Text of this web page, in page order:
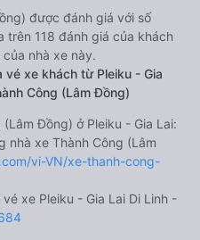
được đánh giá với số
118 đánh giá của khách
nhà xe này.
vé xe khách từ Pleiku - Gia
Công (Lâm Đồng)
Đồng) ở Pleiku - Gia Lai:
nhà xe Thành Công (Lâm
vi-VN/xe-thanh-cong-
xe Pleiku - Gia Lai Di Linh -